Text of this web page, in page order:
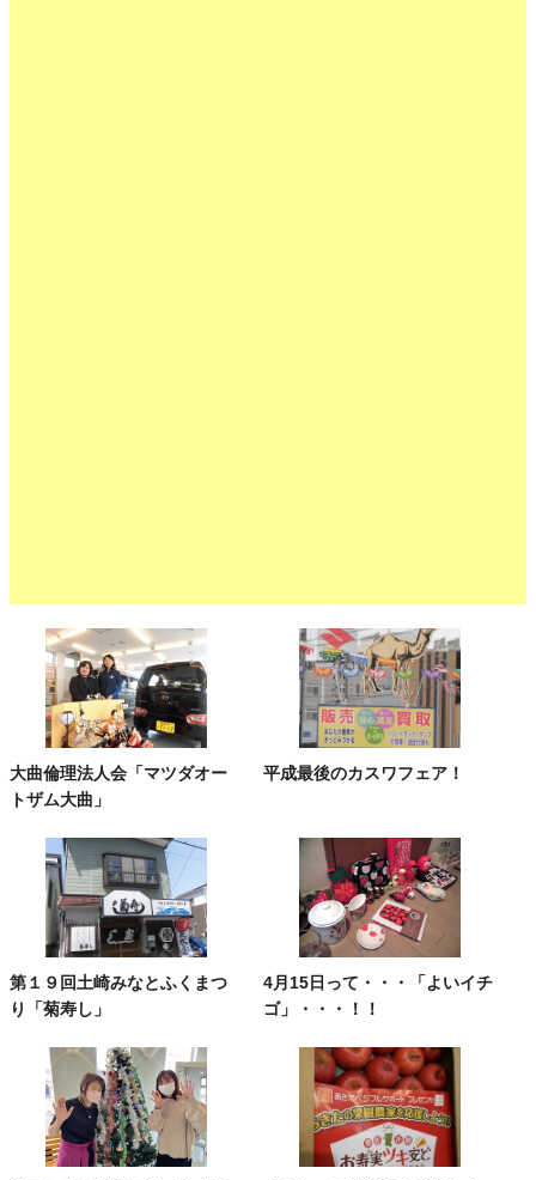
大曲倫理法人会「マツダオー
トザム大曲」
平成最後のカスワフェア！
第１９回土崎みなとふくまつ
り「菊寿し」
4月15日って・・・「よいイチ
ゴ」・・・！！